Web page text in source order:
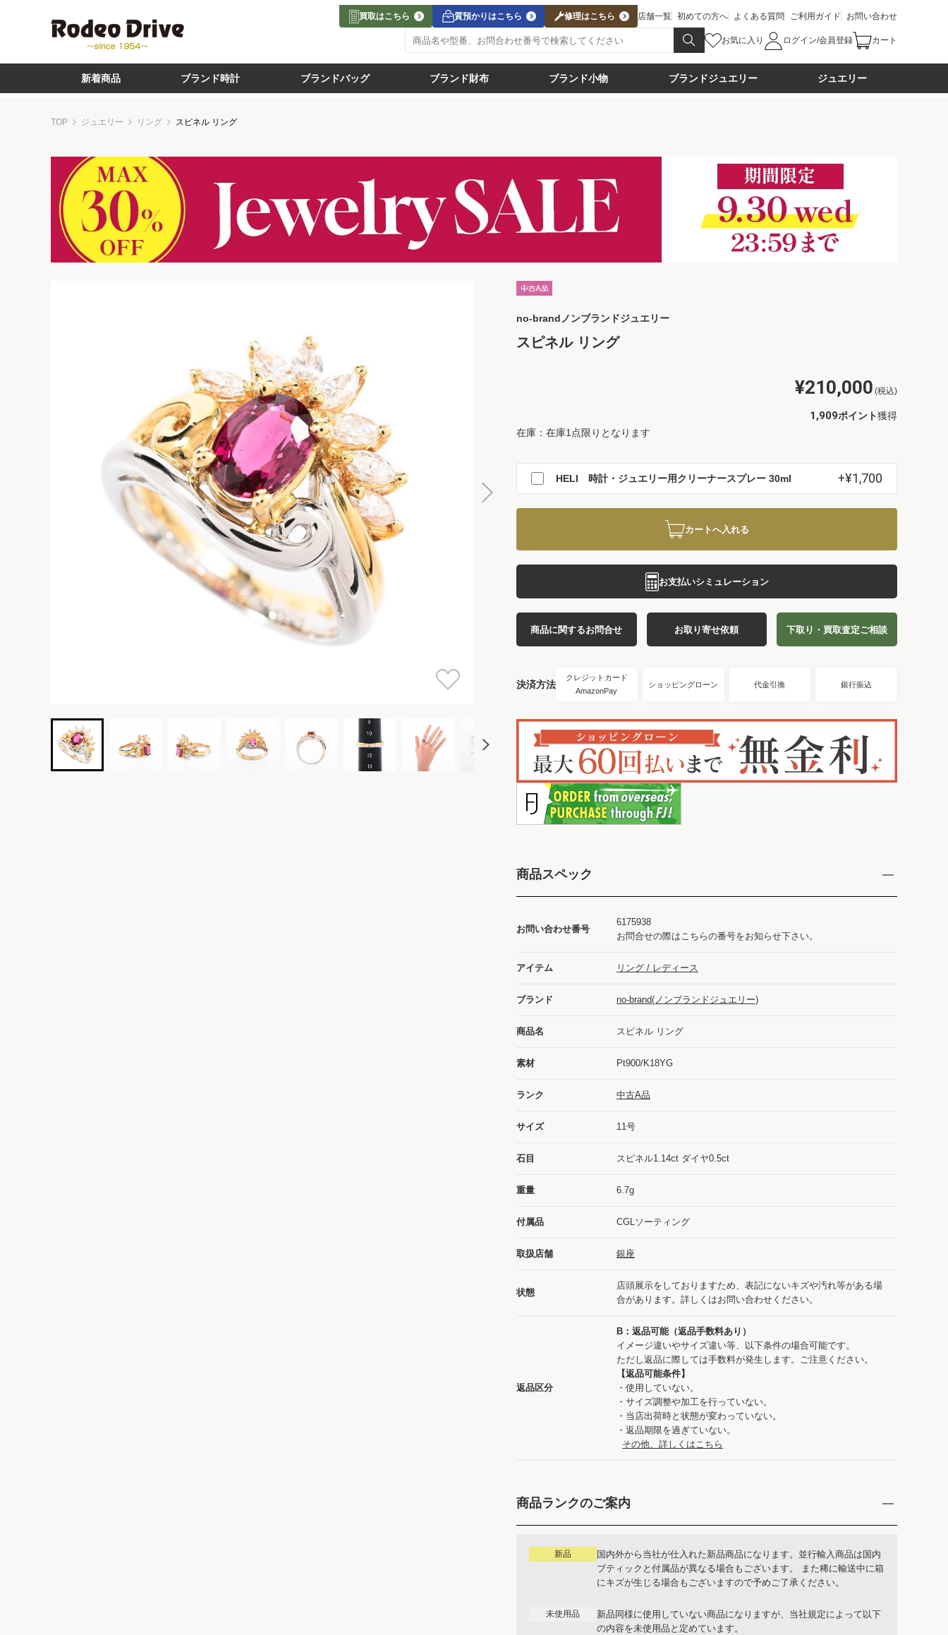
買取はこちら 質預かりはこちら 修理はこちら 店舗一覧 初めての方へ よくある質問 ご利用ガイド お問い合わせ
お気に入り ログイン/会員登録 カート
新着商品 ブランド時計 ブランドバッグ ブランド財布 ブランド小物 ブランドジュエリー ジュエリー
TOP ジュエリー リング スピネル リング
no-brand ノンブランドジュエリー
スピネル リング
¥210,000 (税込)
1,909ポイント獲得
在庫：在庫1点限りとなります
HELI 時計・ジュエリー用クリーナースプレー 30ml +¥1,700
カートへ入れる
お支払いシミュレーション
商品に関するお問合せ お取り寄せ依頼 下取り・買取査定ご相談
決済方法
クレジットカード
AmazonPay
ショッピングローン 代金引換 銀行振込
商品スペック
お問い合わせ番号
6175938
お問合せの際はこちらの番号をお知らせ下さい。
アイテム リング / レディース
ブランド no-brand(ノンブランドジュエリー)
商品名 スピネル リング
素材 Pt900/K18YG
ランク 中古A品
サイズ 11号
石目 スピネル1.14ct ダイヤ0.5ct
重量 6.7g
付属品 CGLソーティング
取扱店舗 銀座
状態
店頭展示をしておりますため、表記にないキズや汚れ等がある場
合があります。詳しくはお問い合わせください。
返品区分
B：返品可能（返品手数料あり）
イメージ違いやサイズ違い等、以下条件の場合可能です。
ただし返品に際しては手数料が発生します。ご注意ください。
【返品可能条件】
・使用していない。
・サイズ調整や加工を行っていない。
・当店出荷時と状態が変わっていない。
・返品期限を過ぎていない。
その他、詳しくはこちら
商品ランクのご案内
新品
国内外から当社が仕入れた新品商品になります。並行輸入商品は国内
ブティックと付属品が異なる場合もございます。 また稀に輸送中に箱
にキズが生じる場合もございますので予めご了承ください。
未使用品
新品同様に使用していない商品になりますが、当社規定によって以下
の内容を未使用品と定めています。